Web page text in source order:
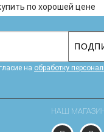
по хорошей цене
на обработку
НАШ